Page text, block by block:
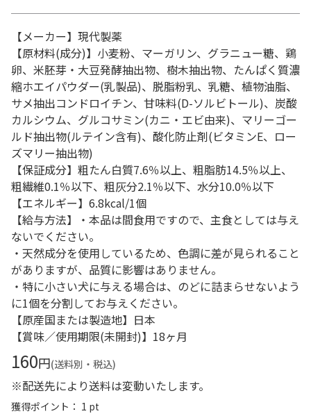
【メーカー】現代製薬
【原材料(成分)】小麦粉、マーガリン、グラニュー糖、鶏
卵、米胚芽・大豆発酵抽出物、樹木抽出物、たんぱく質濃
縮ホエイパウダー(乳製品)、脱脂粉乳、乳糖、植物油脂、
サメ抽出コンドロイチン、甘味料(D-ソルビトール)、炭酸
カルシウム、グルコサミン(カニ・エビ由来)、マリーゴー
ルド抽出物(ルテイン含有)、酸化防止剤(ビタミンE、ロー
ズマリー抽出物)
【保証成分】粗たん白質7.6％以上、粗脂肪14.5％以上、
粗繊維0.1％以下、粗灰分2.1％以下、水分10.0％以下
【エネルギー】6.8kcal/1個
【給与方法】・本品は間食用ですので、主食としては与え
ないでください。
・天然成分を使用しているため、色調に差が見られること
がありますが、品質に影響はありません。
・特に小さい犬に与える場合は、のどに詰まらせないよう
に1個を分割してお与えください。
【原産国または製造地】日本
【賞味／使用期限(未開封)】18ヶ月
160円(送料別・税込)
※配送先により送料は変動いたします。
獲得ポイント： 1 pt